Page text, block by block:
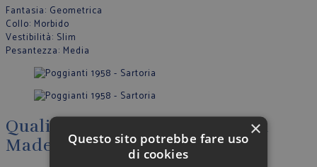
Fantasia: Geometrica
Collo: Morbido
Vestibilità: Slim
Pesantezza: Media
Qualità, artigianalità, eleganza
Made in Italy
×
Questo sito potrebbe fare uso
di cookies